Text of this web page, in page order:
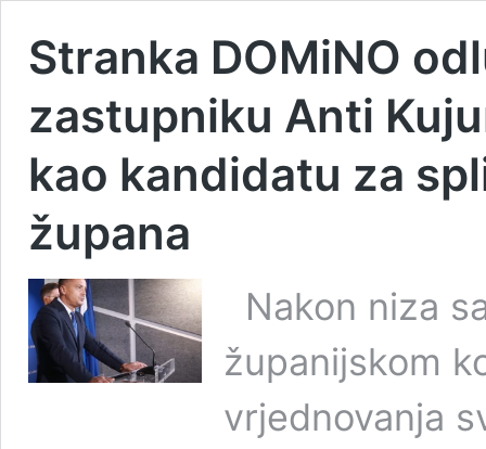
Stranka DOMiNO
zastupniku Anti
kao kandidatu za
župana
Nakon niza
županijskom
vrjednovanja